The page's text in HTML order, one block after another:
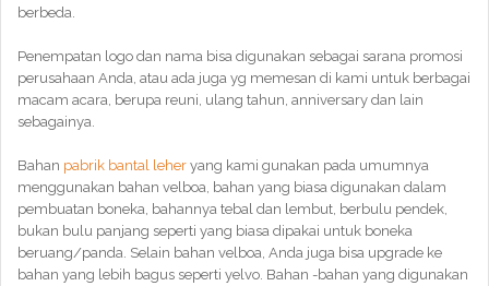
berbeda.
Penempatan logo dan nama bisa digunakan sebagai sarana promosi
perusahaan Anda, atau ada juga yg memesan di kami untuk berbagai
macam acara, berupa reuni, ulang tahun, anniversary dan lain
sebagainya.
Bahan pabrik bantal leher yang kami gunakan pada umumnya
menggunakan bahan velboa, bahan yang biasa digunakan dalam
pembuatan boneka, bahannya tebal dan lembut, berbulu pendek,
bukan bulu panjang seperti yang biasa dipakai untuk boneka
beruang/panda. Selain bahan velboa, Anda juga bisa upgrade ke
bahan yang lebih bagus seperti yelvo. Bahan -bahan yang digunakan